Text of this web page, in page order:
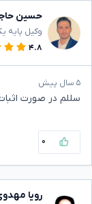
حسین
وکیل پایه
۴.۸
۵ سال پیش
سللم در صورت
۰
رویا